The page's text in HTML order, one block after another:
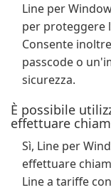
Line per
per proteggere
Consente
passcode o
sicurezza.
È possibile
effettuare
Sì, Line per
effettuare
Line a tariffe